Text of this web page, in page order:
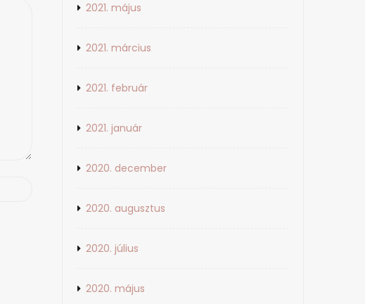
2021. május
2021. március
2021. február
2021. január
2020. december
2020. augusztus
2020. július
2020. május